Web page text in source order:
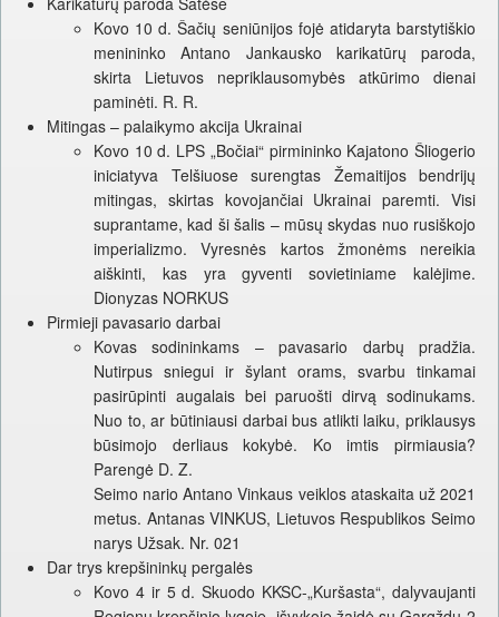
Kovo 10 d. Šačių seniūnijos fojė atidaryta barstytiškio
menininko Antano Jankausko karikatūrų paroda,
skirta Lietuvos nepriklausomybės atkūrimo dienai
paminėti. R. R.
Mitingas – palaikymo akcija Ukrainai
Kovo 10 d. LPS „Bočiai“ pirmininko Kajatono Šliogerio
iniciatyva Telšiuose surengtas Žemaitijos bendrijų
mitingas, skirtas kovojančiai Ukrainai paremti. Visi
suprantame, kad ši šalis – mūsų skydas nuo rusiškojo
imperializmo. Vyresnės kartos žmonėms nereikia
aiškinti, kas yra gyventi sovietiniame kalėjime.
Dionyzas NORKUS
Pirmieji pavasario darbai
Kovas sodininkams – pavasario darbų pradžia.
Nutirpus sniegui ir šylant orams, svarbu tinkamai
pasirūpinti augalais bei paruošti dirvą sodinukams.
Nuo to, ar būtiniausi darbai bus atlikti laiku, priklausys
būsimojo derliaus kokybė. Ko imtis pirmiausia?
Parengė D. Z.
Seimo nario Antano Vinkaus veiklos ataskaita už 2021
metus. Antanas VINKUS, Lietuvos Respublikos Seimo
narys Užsak. Nr. 021
Dar trys krepšininkų pergalės
Kovo 4 ir 5 d. Skuodo KKSC-„Kuršasta“, dalyvaujanti